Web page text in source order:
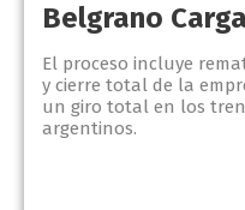
Belgrano
El proceso incluye
y cierre total de la
un giro total en los
argentinos.